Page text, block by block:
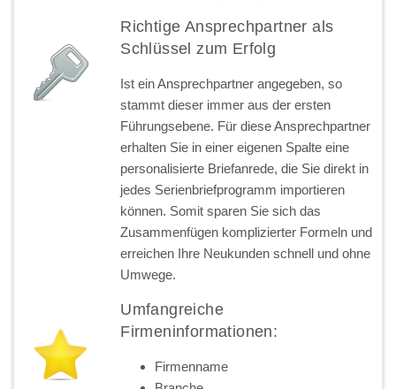
Richtige Ansprechpartner als
Schlüssel zum Erfolg
Ist ein Ansprechpartner angegeben, so
stammt dieser immer aus der ersten
Führungsebene. Für diese Ansprechpartner
erhalten Sie in einer eigenen Spalte eine
personalisierte Briefanrede, die Sie direkt in
jedes Serienbriefprogramm importieren
können. Somit sparen Sie sich das
Zusammenfügen komplizierter Formeln und
erreichen Ihre Neukunden schnell und ohne
Umwege.
Umfangreiche
Firmeninformationen:
Firmenname